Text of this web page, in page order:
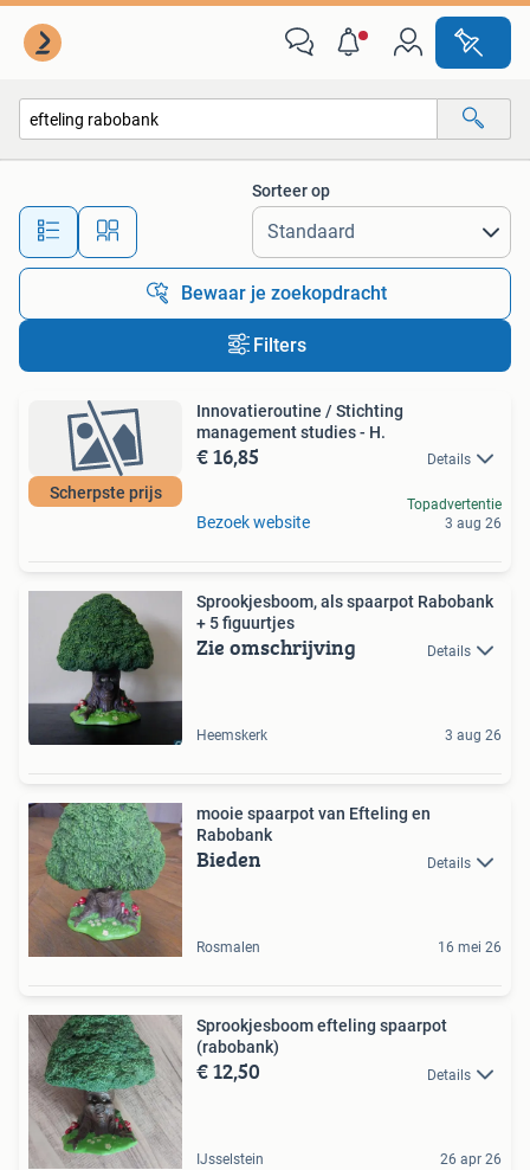
Alle afstanden…
Sorteer op
Bewaar je zoekopdracht
Filters
Scherpste prijs
Innovatieroutine / Stichting
management studies - H.
€ 16,85 Details
Bezoek website
Topadvertentie
3 aug 26
Sprookjesboom, als spaarpot Rabobank
+ 5 figuurtjes
Zie omschrijving Details
Heemskerk 3 aug 26
mooie spaarpot van Efteling en
Rabobank
Bieden Details
Rosmalen 16 mei 26
Sprookjesboom efteling spaarpot
(rabobank)
€ 12,50 Details
IJsselstein 26 apr 26